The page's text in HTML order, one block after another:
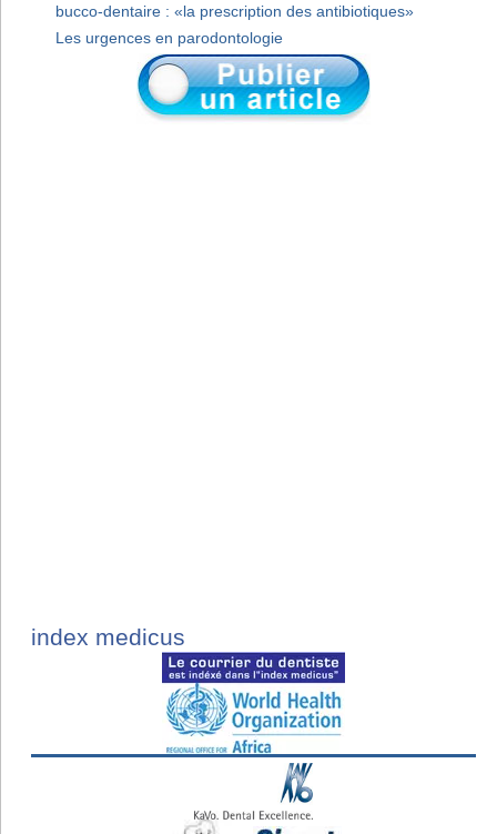
bucco-dentaire : «la prescription des antibiotiques»
Les urgences en parodontologie
index medicus